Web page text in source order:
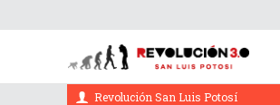
mayo 1, 2022
Revolución San Luis Potosí